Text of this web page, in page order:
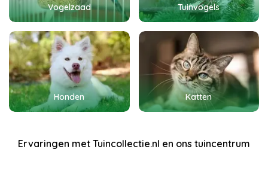
Vogelzaad Tuinvogels
Honden Katten
Ervaringen met Tuincollectie.nl en ons tuincentrum